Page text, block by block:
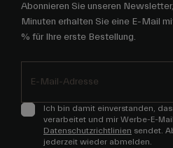
Abonnieren Sie unseren
Minuten erhalten Sie eine E-Mail
% für Ihre erste Bestellung.
Ich bin damit einverstanden,
verarbeitet und mir Werbe-E-
Datenschutzrichtlinien sendet.
jederzeit wieder abmelden.